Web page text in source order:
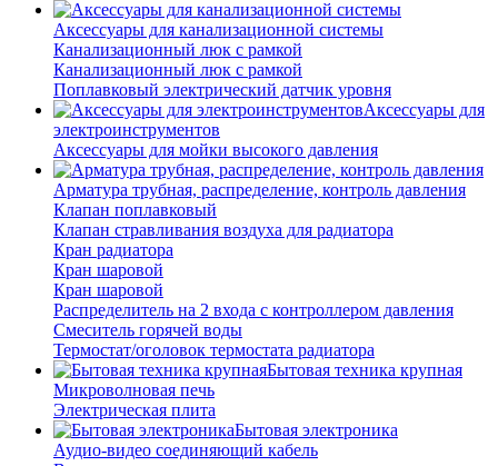
Аксессуары для канализационной системы
Канализационный люк с рамкой
Канализационный люк с рамкой
Поплавковый электрический датчик уровня
Аксессуары для
электроинструментов
Аксессуары для мойки высокого давления
Арматура трубная, распределение, контроль давления
Клапан поплавковый
Клапан стравливания воздуха для радиатора
Кран радиатора
Кран шаровой
Кран шаровой
Распределитель на 2 входа с контроллером давления
Смеситель горячей воды
Термостат/оголовок термостата радиатора
Бытовая техника крупная
Микроволновая печь
Электрическая плита
Бытовая электроника
Аудио-видео соединяющий кабель